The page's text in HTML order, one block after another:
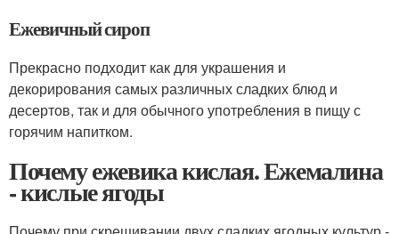
Ежевичный сироп
Прекрасно подходит как для украшения и
декорирования самых различных сладких блюд и
десертов, так и для обычного употребления в пищу с
горячим напитком.
Почему ежевика кислая. Ежемалина
- кислые ягоды